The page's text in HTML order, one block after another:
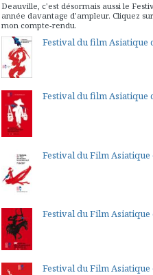
Deauville, c'est désormais aussi le
année davantage d'ampleur. Cliquez
mon compte-rendu.
Festival du film Asiatique
Festival du film Asiatique
Festival du Film Asiatique
Festival du Film Asiatique
Festival du Film Asiatique